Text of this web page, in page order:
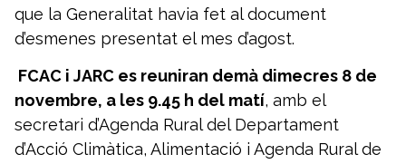
que la Generalitat havia fet al document
d’esmenes presentat el mes d’agost.
FCAC i JARC es reuniran demà dimecres 8 de
novembre, a les 9.45 h del matí, amb el
secretari d’Agenda Rural del Departament
d’Acció Climàtica, Alimentació i Agenda Rural de